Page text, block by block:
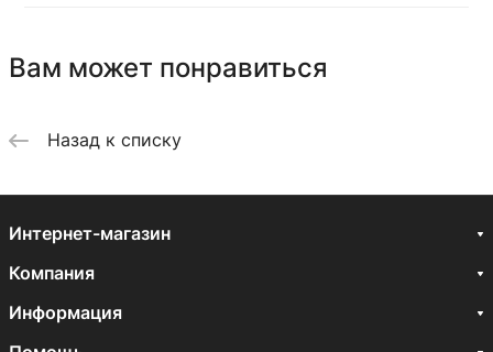
Вам может понравиться
Назад к списку
Интернет-магазин
Компания
Информация